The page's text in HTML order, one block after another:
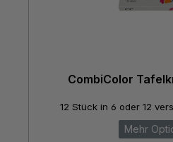
CombiColor
12 Stück in 6 oder 12
Mehr